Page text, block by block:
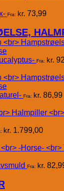
Fra: kr. 73,99
Fra: kr.
Fra: kr. 86,99
kr. 1.799,00
Fra: kr.